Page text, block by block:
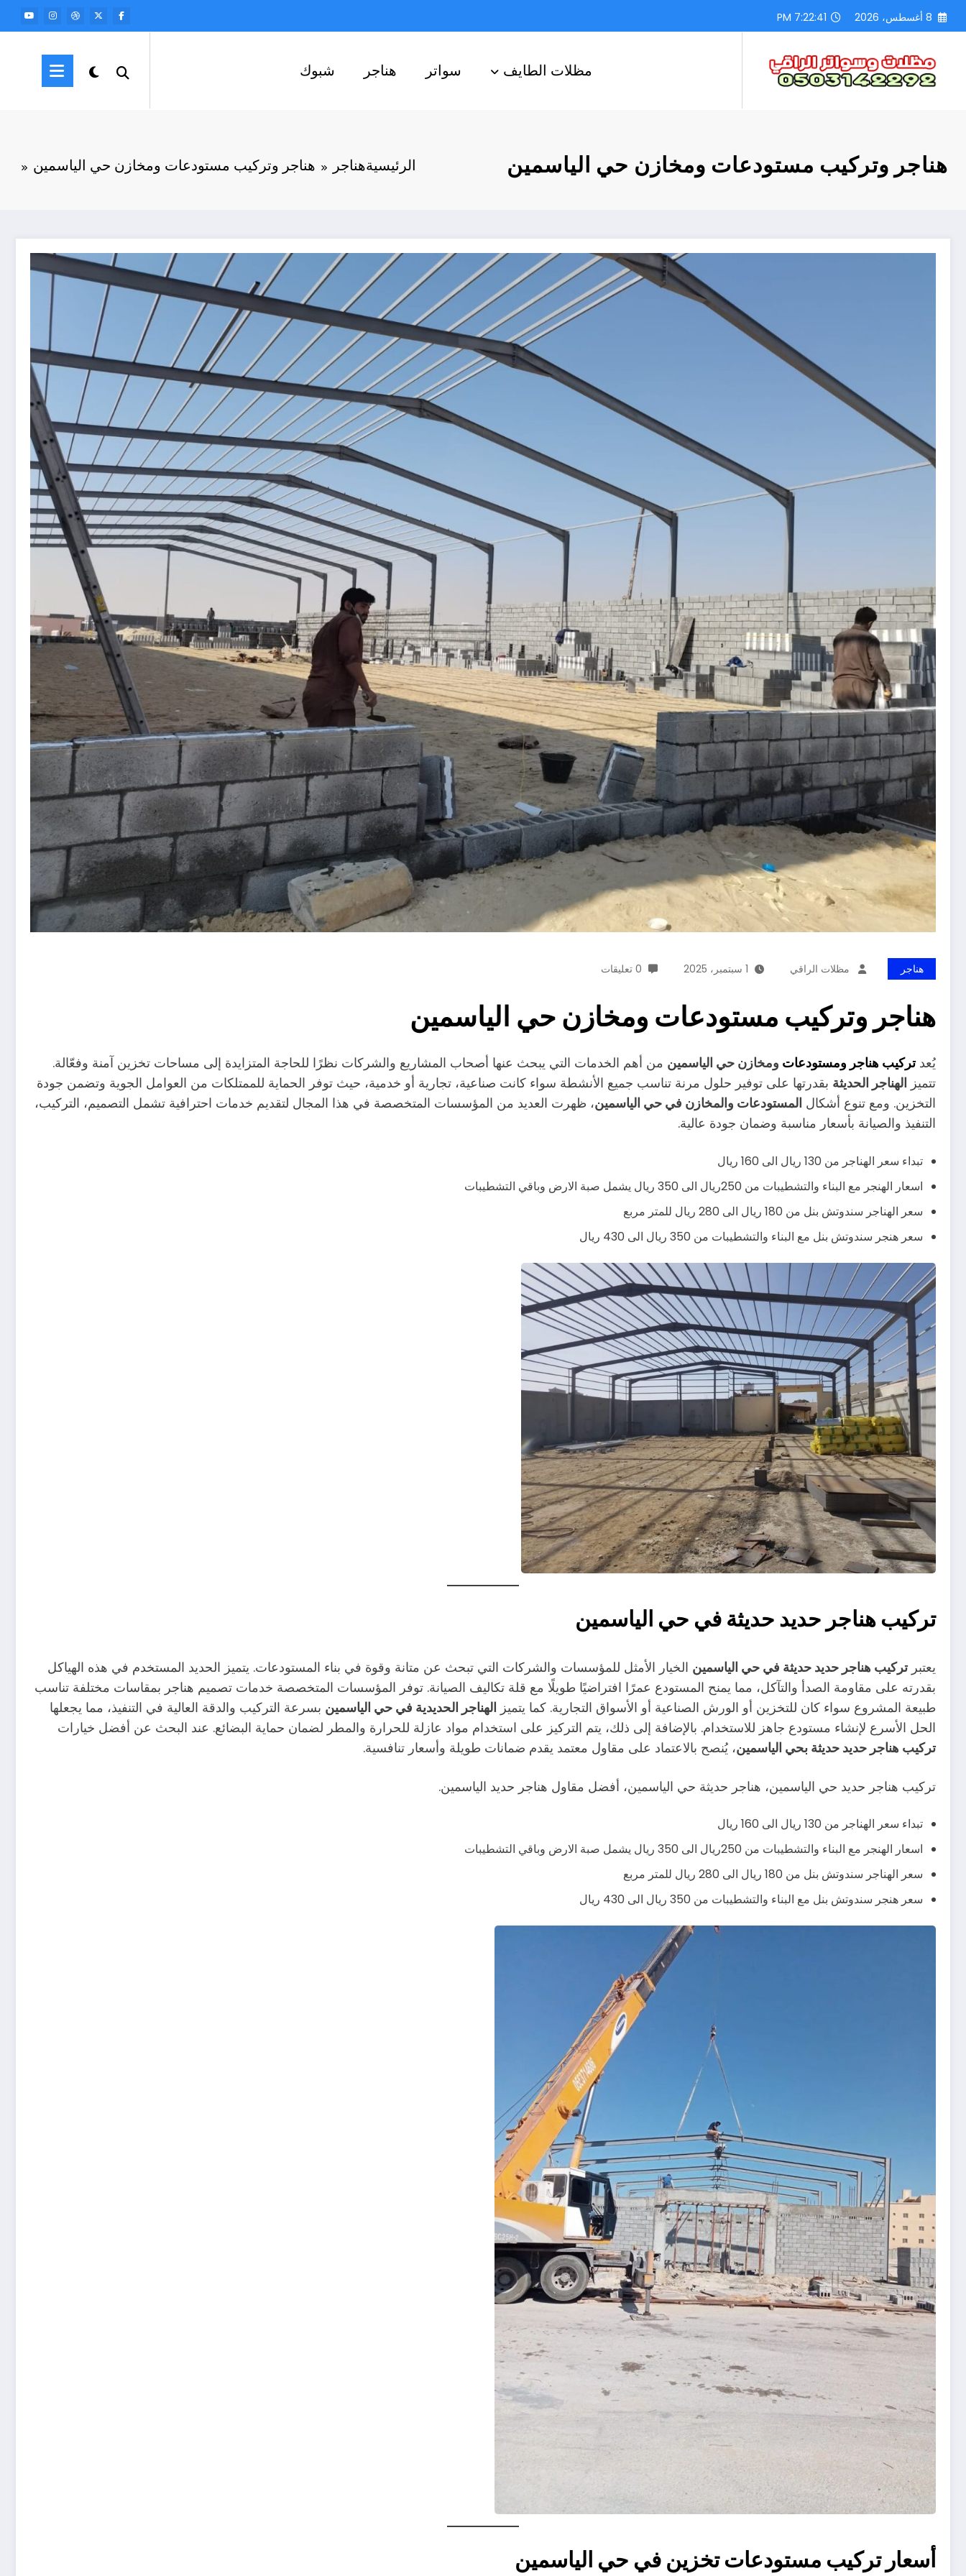
التجاوز
8 أغسطس، 2026 7:22:42 PM
مظلات الطايف سواتر هناجر شبوك
هناجر وتركيب مستودعات ومخازن حي الياسمين الرئيسيةهناجر هناجر وتركيب مستودعات ومخازن حي الياسمين
هناجر مظلات الراقي 1 سبتمبر، 2025 0 تعليقات
هناجر وتركيب مستودعات ومخازن حي الياسمين
يُعدتركيب هناجر ومستودعات ومخازن حي الياسمين من أهم الخدمات التي يبحث عنها أصحاب المشاريع والشركات نظرًا للحاجة المتزايدة إلى مساحات تخزين آمنة وفعّالة.
تتميز الهناجر الحديثة بقدرتها على توفير حلول مرنة تناسب جميع الأنشطة سواء كانت صناعية، تجارية أو خدمية، حيث توفر الحماية للممتلكات من العوامل الجوية وتضمن جودة
التخزين. ومع تنوع أشكال المستودعات والمخازن في حي الياسمين، ظهرت العديد من المؤسسات المتخصصة في هذا المجال لتقديم خدمات احترافية تشمل التصميم، التركيب،
التنفيذ والصيانة بأسعار مناسبة وضمان جودة عالية.
تبداء سعر الهناجر من 130 ريال الى 160 ريال
اسعار الهنجر مع البناء والتشطيبات من 250ريال الى 350 ريال يشمل صبة الارض وباقي التشطيبات
سعر الهناجر سندوتش بنل من 180 ريال الى 280 ريال للمتر مربع
سعر هنجر سندوتش بنل مع البناء والتشطيبات من 350 ريال الى 430 ريال
تركيب هناجر حديد حديثة في حي الياسمين
يعتبرتركيب هناجر حديد حديثة في حي الياسمين الخيار الأمثل للمؤسسات والشركات التي تبحث عن متانة وقوة في بناء المستودعات. يتميز الحديد المستخدم في هذه الهياكل
بقدرته على مقاومة الصدأ والتآكل، مما يمنح المستودع عمرًا افتراضيًا طويلًا مع قلة تكاليف الصيانة. توفر المؤسسات المتخصصة خدمات تصميم هناجر بمقاسات مختلفة تناسب
طبيعة المشروع سواء كان للتخزين أو الورش الصناعية أو الأسواق التجارية. كما يتميز الهناجر الحديدية في حي الياسمين بسرعة التركيب والدقة العالية في التنفيذ، مما يجعلها
الحل الأسرع لإنشاء مستودع جاهز للاستخدام. بالإضافة إلى ذلك، يتم التركيز على استخدام مواد عازلة للحرارة والمطر لضمان حماية البضائع. عند البحث عن أفضل خيارات
تركيب هناجر حديد حديثة بحي الياسمين، يُنصح بالاعتماد على مقاول معتمد يقدم ضمانات طويلة وأسعار تنافسية.
تركيب هناجر حديد حي الياسمين، هناجر حديثة حي الياسمين، أفضل مقاول هناجر حديد الياسمين.
تبداء سعر الهناجر من 130 ريال الى 160 ريال
اسعار الهنجر مع البناء والتشطيبات من 250ريال الى 350 ريال يشمل صبة الارض وباقي التشطيبات
سعر الهناجر سندوتش بنل من 180 ريال الى 280 ريال للمتر مربع
سعر هنجر سندوتش بنل مع البناء والتشطيبات من 350 ريال الى 430 ريال
أسعار تركيب مستودعات تخزين في حي الياسمين